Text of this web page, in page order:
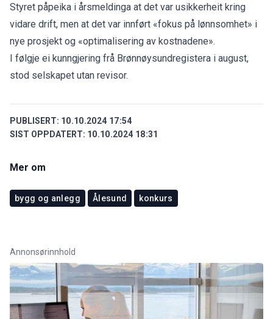
Styret påpeika i årsmeldinga at det var usikkerheit kring
vidare drift, men at det var innført «fokus på lønnsomhet» i
nye prosjekt og «optimalisering av kostnadene».
I følgje ei kunngjering frå Brønnøysundregistera i august,
stod selskapet utan revisor.
PUBLISERT: 10.10.2024 17:54
SIST OPPDATERT: 10.10.2024 18:31
Mer om
bygg og anlegg Ålesund konkurs
Annonsørinnhold